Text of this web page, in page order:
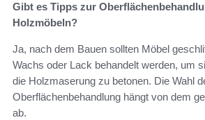
Gibt es Tipps zur
Holzmöbeln?
Ja, nach dem Bauen sollten Möbel
Wachs oder Lack behandelt werden, um
die Holzmaserung zu betonen. Die Wahl
Oberflächenbehandlung hängt von dem
ab.